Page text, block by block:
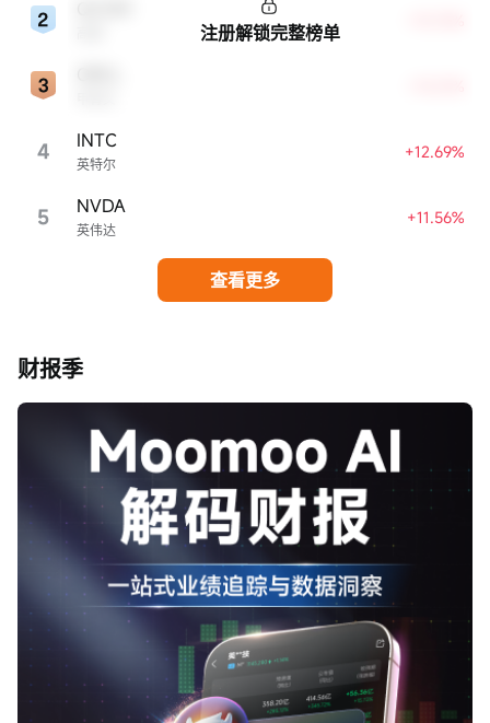
4 英特尔
INTC +12.69%
5 英伟达
NVDA +11.56%
注册解锁完整榜单
查看更多
财报季